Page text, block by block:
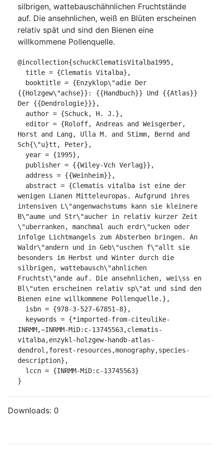
silbrigen, wattebauschähnlichen Fruchtstände
auf. Die ansehnlichen, weiß en Blüten erscheinen
relativ spät und sind den Bienen eine
willkommene Pollenquelle.
@incollection{schuckClematisVitalba1995,
{{Holzgew\"achse}}: {{Handbuch}} Und {{Atlas}}
Der {{Dendrologie}}},
Horst and Lang, Ulla M. and Stimm, Bernd and
Sch{\"u}tt, Peter},
wenigen Lianen Mitteleuropas. Aufgrund ihres
intensiven L\"angenwachstums kann sie kleinere
B\"aume und Str\"aucher in relativ kurzer Zeit
\"uberranken, manchmal auch erdr\"ucken oder
infolge Lichtmangels zum Absterben bringen. An
Waldr\"andern und in Geb\"uschen f\"allt sie
besonders im Herbst und Winter durch die
silbrigen, wattebausch\"ahnlichen
Fruchtst\"ande auf. Die ansehnlichen, wei\ss en
Bl\"uten erscheinen relativ sp\"at und sind den
Bienen eine willkommene Pollenquelle.},
INRMM,~INRMM-MiD:c-13745563,clematis-
vitalba,enzykl-holzgew-handb-atlas-
dendrol,forest-resources,monography,species-
description},
}
Downloads: 0